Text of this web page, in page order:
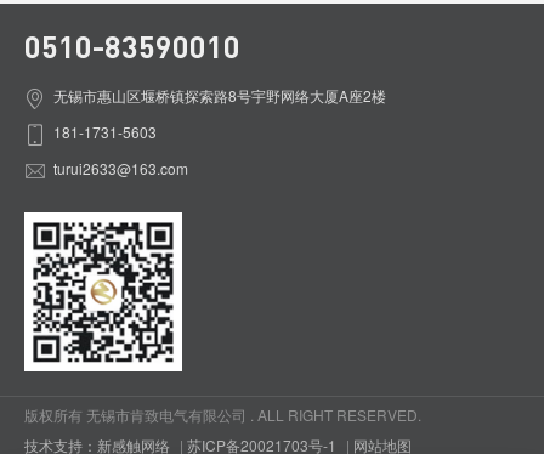
0510-83590010
无锡市惠山区堰桥镇探索路8号宇野网络大厦A座2楼
181-1731-5603
turui2633@163.com
版权所有 无锡市肯致电气有限公司 . ALL RIGHT RESERVED.
技术支持：新感触网络 | 苏ICP备20021703号-1 | 网站地图